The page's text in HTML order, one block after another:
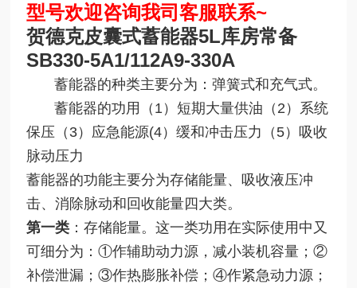
型号欢迎咨询我司客服联系~
贺德克皮囊式蓄能器5L库房常备
SB330-5A1/112A9-330A
蓄能器的种类主要分为：弹簧式和充气式。
蓄能器的功用（1）短期大量供油（2）系统
保压（3）应急能源(4）缓和冲击压力（5）吸收
脉动压力
蓄能器的功能主要分为存储能量、吸收液压冲
击、消除脉动和回收能量四大类。
第一类 ：存储能量。这一类功用在实际使用中又
可细分为：①作辅助动力源，减小装机容量；②
补偿泄漏；③作热膨胀补偿；④作紧急动力源；